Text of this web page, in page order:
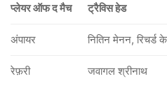
प्लेयर ऑफ द मैच ट्रैविस हेड
अंपायर नितिन मेनन, रिचर्ड
रेफ़री जवागल श्रीनाथ